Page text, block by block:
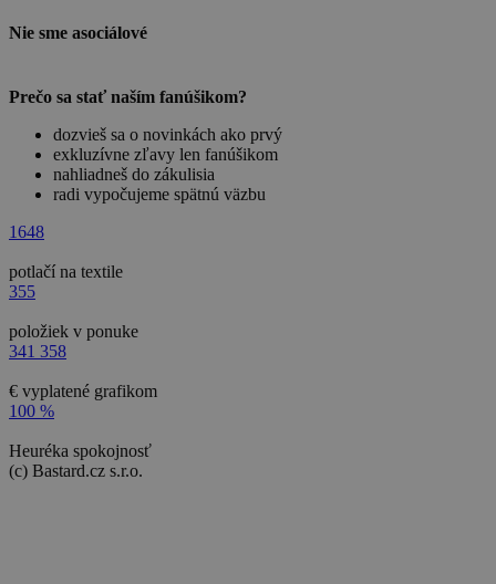
Nie sme asociálové
Prečo sa stať naším fanúšikom?
dozvieš sa o novinkách ako prvý
exkluzívne zľavy len fanúšikom
nahliadneš do zákulisia
radi vypočujeme spätnú väzbu
1648
potlačí na textile
355
položiek v ponuke
341 358
€ vyplatené grafikom
100 %
Heuréka spokojnosť
(c) Bastard.cz s.r.o.